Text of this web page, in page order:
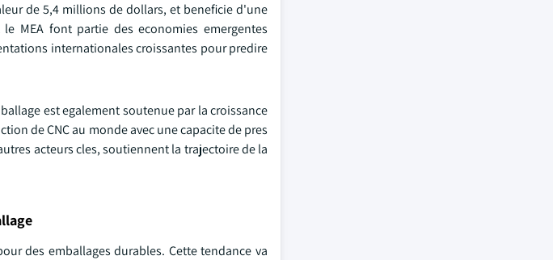
de 5,4 millions de dollars, et beneficie d'une
MEA font partie des economies emergentes
internationales croissantes pour predire
est egalement soutenue par la croissance
de CNC au monde avec une capacite de pres
acteurs cles, soutiennent la trajectoire de la
des emballages durables. Cette tendance va